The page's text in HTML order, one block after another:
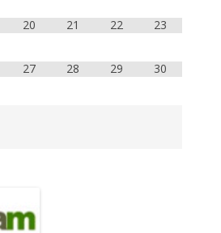
20 21 22 23
27 28 29 30